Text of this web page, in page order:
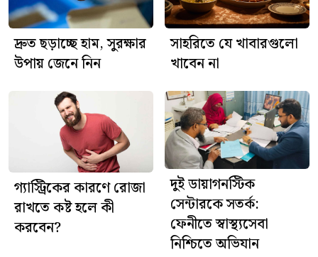
দ্রুত ছড়াচ্ছে হাম, সুরক্ষার
উপায় জেনে নিন
সাহরিতে যে খাবারগুলো
খাবেন না
গ্যাস্ট্রিকের কারণে রোজা
রাখতে কষ্ট হলে কী
করবেন?
দুই ডায়াগনস্টিক
সেন্টারকে সতর্ক:
ফেনীতে স্বাস্থ্যসেবা
নিশ্চিতে অভিযান